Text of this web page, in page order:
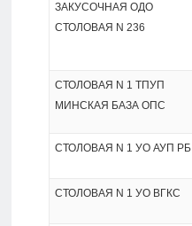
ЗАКУСОЧНАЯ ОДО
СТОЛОВАЯ N 236
СТОЛОВАЯ N 1 ТПУП
МИНСКАЯ БАЗА ОПС
СТОЛОВАЯ N 1 УО АУП РБ
СТОЛОВАЯ N 1 УО ВГКС